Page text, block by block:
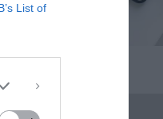
List of